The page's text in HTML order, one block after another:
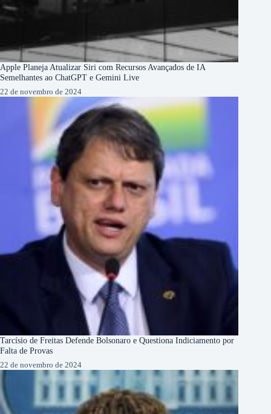
Apple Planeja Atualizar Siri com Recursos Avançados de IA
Semelhantes ao ChatGPT e Gemini Live
22 de novembro de 2024
Tarcísio de Freitas Defende Bolsonaro e Questiona Indiciamento por
Falta de Provas
22 de novembro de 2024